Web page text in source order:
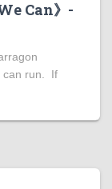
Can》-
can run. If